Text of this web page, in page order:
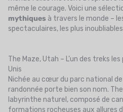
CONTACT
même le courage. Voici une
mythiques à travers le monde –
spectaculaires, les plus
The Maze, Utah – L’un des treks
Unis
Nichée au cœur du parc national
randonnée porte bien son nom.
labyrinthe naturel, composé de
formations rocheuses aux allures